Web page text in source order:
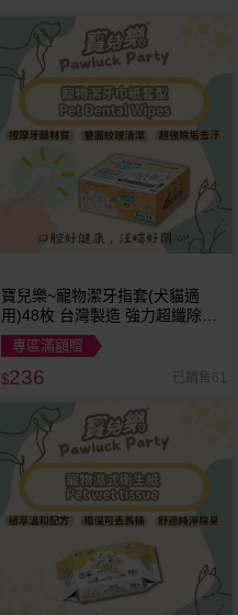
寶兒樂~寵物潔牙指套(犬貓適
用)48枚 台灣製造 強力超纖除垢
乾式
專區滿額贈
$236 已銷售61